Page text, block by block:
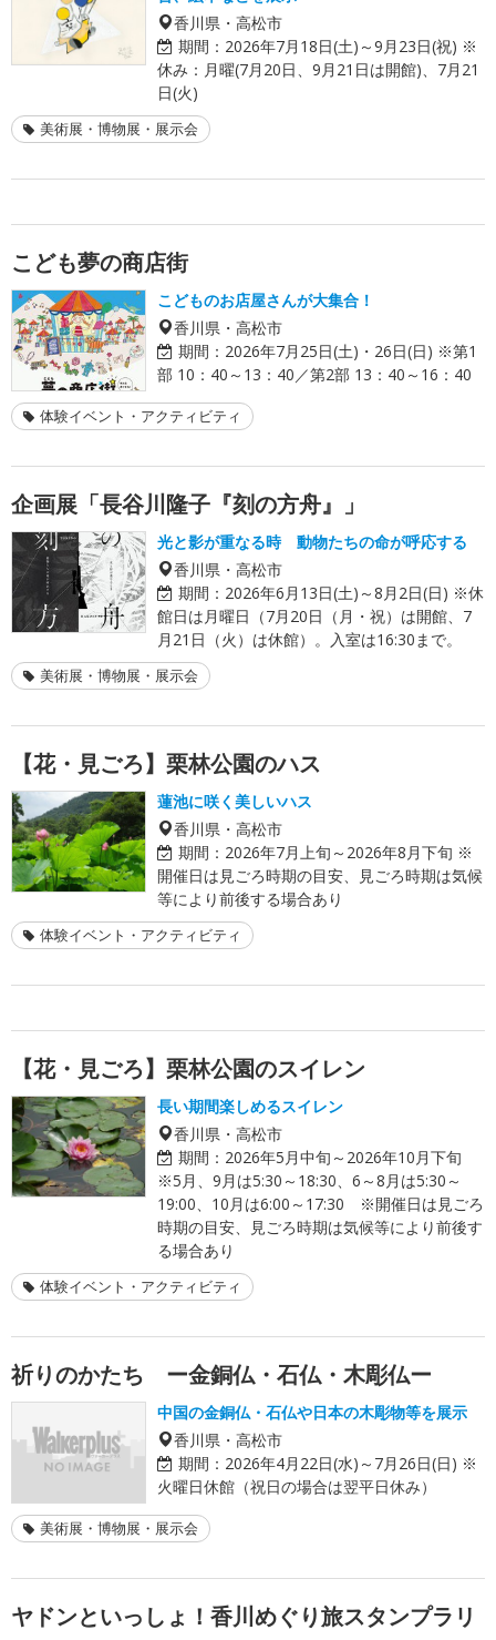
香川県・高松市
期間： 2026年7月18日(土)～9月23日(祝) ※
休み：月曜(7月20日、9月21日は開館)、7月21
日(火)
美術展・博物展・展示会
こども夢の商店街
こどものお店屋さんが大集合！
香川県・高松市
期間： 2026年7月25日(土)・26日(日) ※第1
部 10：40～13：40／第2部 13：40～16：40
体験イベント・アクティビティ
企画展「長谷川隆子『刻の方舟』」
光と影が重なる時 動物たちの命が呼応する
香川県・高松市
期間： 2026年6月13日(土)～8月2日(日) ※休
館日は月曜日（7月20日（月・祝）は開館、7
月21日（火）は休館）。入室は16:30まで。
美術展・博物展・展示会
【花・見ごろ】栗林公園のハス
蓮池に咲く美しいハス
香川県・高松市
期間： 2026年7月上旬～2026年8月下旬 ※
開催日は見ごろ時期の目安、見ごろ時期は気候
等により前後する場合あり
体験イベント・アクティビティ
【花・見ごろ】栗林公園のスイレン
長い期間楽しめるスイレン
香川県・高松市
期間： 2026年5月中旬～2026年10月下旬
※5月、9月は5:30～18:30、6～8月は5:30～
19:00、10月は6:00～17:30 ※開催日は見ごろ
時期の目安、見ごろ時期は気候等により前後す
る場合あり
体験イベント・アクティビティ
祈りのかたち ー金銅仏・石仏・木彫仏ー
中国の金銅仏・石仏や日本の木彫物等を展示
香川県・高松市
期間： 2026年4月22日(水)～7月26日(日) ※
火曜日休館（祝日の場合は翌平日休み）
美術展・博物展・展示会
ヤドンといっしょ！香川めぐり旅スタンプラリ